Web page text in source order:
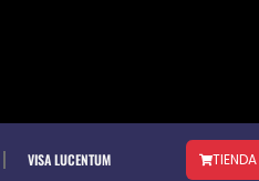
VISA LUCENTUM TIENDA